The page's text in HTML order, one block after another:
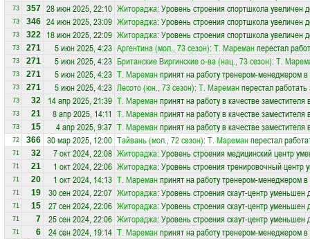
73 357 28 июн 2025, 22:10 Житораджа: Уровень строения спортшкола увеличен
73 346 24 июн 2025, 23:09 Житораджа: Уровень строения спортшкола увеличен
73 322 18 июн 2025, 22:09 Житораджа: Уровень строения спортшкола увеличен
73 271 5 июн 2025, 4:23 Аргентина (мол., 73 сезон): Т. Мареманперестал
73 271 5 июн 2025, 4:23 Британские Виргинские о-ва (нац., 73 сезон): Т.
73 271 5 июн 2025, 4:23 Т. Мареманпринят на работу тренером-менеджером
73 271 5 июн 2025, 4:23 Лесото (юн., 73 сезон): Т. Мареманперестал
73 32 14 апр 2025, 21:39 Т. Мареманпринят на работу в качестве
73 21 8 апр 2025, 14:11 Т. Мареманпринят на работу в качестве
73 15 4 апр 2025, 9:37 Т. Мареманпринят на работу в качестве
72 366 30 мар 2025, 12:00 Тайвань (мол., 72 сезон): Т. Мареманперестал
71 32 7 окт 2024, 22:08 Житораджа: Уровень строения медицинский центр
71 21 1 окт 2024, 22:06 Житораджа: Уровень строения тренировочный центр
71 20 1 окт 2024, 14:13 Т. Мареманпринят на работу тренером-менеджером
71 19 30 сен 2024, 22:07 Житораджа: Уровень строения скаут-центр уменьшен
71 15 27 сен 2024, 22:06 Житораджа: Уровень строения скаут-центр уменьшен
71 7 25 сен 2024, 22:06 Житораджа: Уровень строения скаут-центр уменьшен
71 6 24 сен 2024, 19:14 Т. Мареманпринят на работу тренером-менеджером